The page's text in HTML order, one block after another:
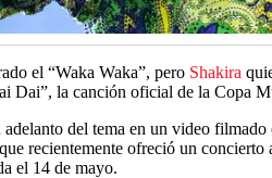
el “Waka Waka”, pero Shakira
Dai”, la canción oficial de la Copa
del tema en un video
recientemente ofreció un concierto
el 14 de mayo.